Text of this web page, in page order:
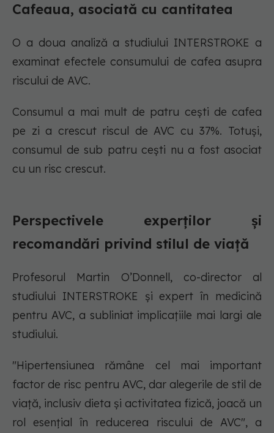
Cafeaua, asociată cu cantitatea
O a doua analiză a studiului INTERSTROKE a
examinat efectele consumului de cafea asupra
riscului de AVC.
Consumul a mai mult de patru cești de cafea
pe zi a crescut riscul de AVC cu 37%. Totuși,
consumul de sub patru cești nu a fost asociat
cu un risc crescut.
Perspectivele experților și
recomandări privind stilul de viață
Profesorul Martin O’Donnell, co-director al
studiului INTERSTROKE și expert în medicină
pentru AVC, a subliniat implicațiile mai largi ale
studiului.
"Hipertensiunea rămâne cel mai important
factor de risc pentru AVC, dar alegerile de stil de
viață, inclusiv dieta și activitatea fizică, joacă un
rol esențial în reducerea riscului de AVC", a